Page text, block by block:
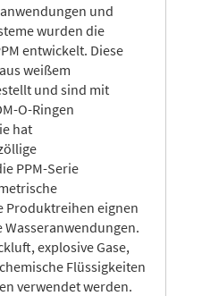
und
wurden die
entwickelt. Diese
weißem
und sind mit
O-Ringen
hat
PPM-Serie
Produktreihen eignen
explosive Gase,
Flüssigkeiten
verwendet werden.